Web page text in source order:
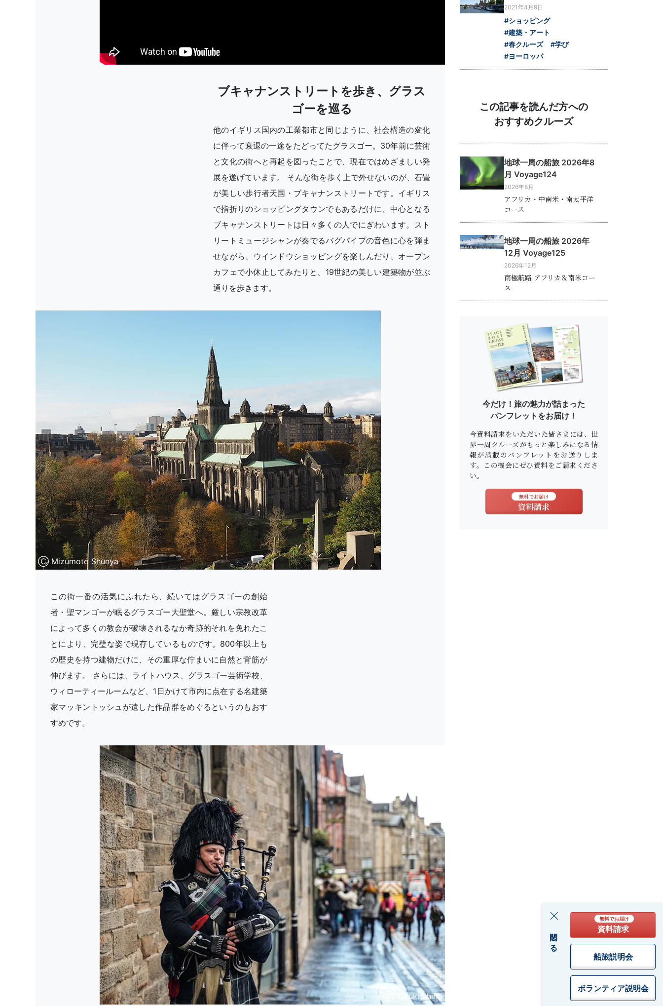
閉じる
無料でお届け
資料請求
船旅説明会
ボランティア説明会
ブキャナンストリートを歩き、グラス
ゴーを巡る
他のイギリス国内の工業都市と同じように、社会構造の変化
に伴って衰退の一途をたどってたグラスゴー。30年前に芸術
と文化の街へと再起を図ったことで、現在ではめざましい発
展を遂げています。 そんな街を歩く上で外せないのが、石畳
が美しい歩行者天国・ブキャナンストリートです。イギリス
で指折りのショッピングタウンでもあるだけに、中心となる
ブキャナンストリートは日々多くの人でにぎわいます。スト
リートミュージシャンが奏でるバグパイプの音色に心を弾ま
せながら、ウインドウショッピングを楽しんだり、オープン
カフェで小休止してみたりと、19世紀の美しい建築物が並ぶ
通りを歩きます。
Ⓒ Mizumoto Shunya
この街一番の活気にふれたら、続いてはグラスゴーの創始
者・聖マンゴーが眠るグラスゴー大聖堂へ。厳しい宗教改革
によって多くの教会が破壊されるなか奇跡的それを免れたこ
とにより、完璧な姿で現存しているものです。800年以上も
の歴史を持つ建物だけに、その重厚な佇まいに自然と背筋が
伸びます。 さらには、ライトハウス、グラスゴー芸術学校、
ウィローティールームなど、1日かけて市内に点在する名建築
家マッキントッシュが遺した作品群をめぐるというのもおす
すめです。
Ⓒ Yuruki Shiho
2021年4月9日
#ショッピング
#建築・アート
#春クルーズ
#学び
#ヨーロッパ
この記事を読んだ方への
おすすめクルーズ
地球一周の船旅 2026年8
月 Voyage124
2026年8月
アフリカ・中南米・南太平洋
コース
地球一周の船旅 2026年
12月 Voyage125
2026年12月
南極航路 アフリカ＆南米コー
ス
今だけ！旅の魅力が詰まった
パンフレットをお届け！
今資料請求をいただいた皆さまには、世
界一周クルーズがもっと楽しみになる情
報が満載のパンフレットをお送りしま
す。この機会にぜひ資料をご請求くださ
い。
無料でお届け
資料請求